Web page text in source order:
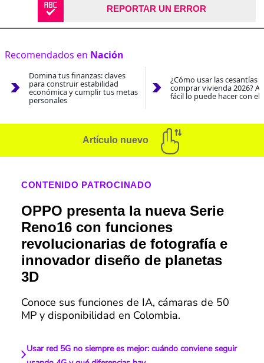
REPORTAR UN ERROR
Recomendados en Nación
Domina tus finanzas: claves
para construir estabilidad
económica y cumplir tus metas
personales
¿Cómo usar las cesantías
comprar vivienda 2026?
fácil lo puede hacer con el
Artículo nuevo
CONTENIDO PATROCINADO
OPPO presenta la nueva Serie
Reno16 con funciones
revolucionarias de fotografía e
innovador diseño de planetas
3D
Conoce sus funciones de IA, cámaras de 50
MP y disponibilidad en Colombia.
Usar red 5G no siempre es mejor: cuándo conviene seguir